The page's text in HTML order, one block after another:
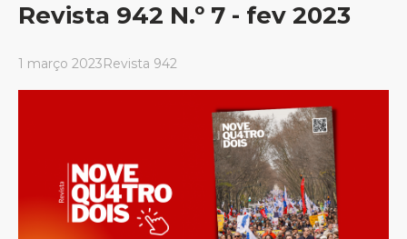
Revista 942 N.º 7 - fev 2023
1 março 2023Revista 942